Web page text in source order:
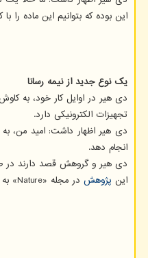
این بوده که بتوانیم این ماده را
یک نوع جدید از نیمه رسانا
تجهیزات الکترونیکی دارد.
دی هیر اظهار داشت: امید من،
انجام دهد.
دی هیر و گروهش قصد دارند در
این پژوهش در مجله «Nature» به چاپ رسید.